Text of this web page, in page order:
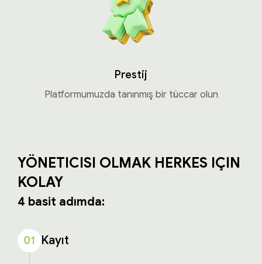
Prestij
Platformumuzda tanınmış bir tüccar olun
YÖNETICISI OLMAK HERKES IÇIN
KOLAY
4 basit adımda:
01 Kayıt